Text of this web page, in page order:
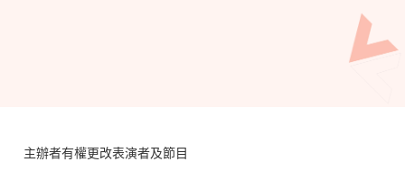
主辦者有權更改表演者及節目